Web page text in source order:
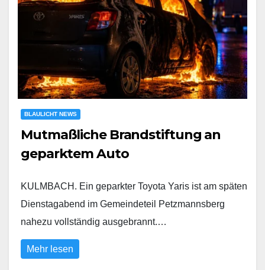
BLAULICHT NEWS
Mutmaßliche Brandstiftung an
geparktem Auto
KULMBACH. Ein geparkter Toyota Yaris ist am späten
Dienstagabend im Gemeindeteil Petzmannsberg
nahezu vollständig ausgebrannt.…
Mehr lesen